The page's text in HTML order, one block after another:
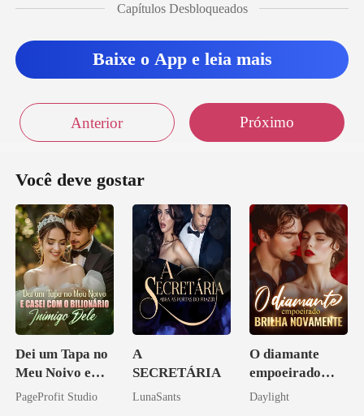
de lá agora, senhor L
Capítulos Desbloqueados
Baixe o App e leia mais
Anterior Próximo
Você deve gostar
Dei um Tapa no
Meu Noivo e
Casei com o
PageProfit Studio
A
SECRETÁRIA
LunaSants
O diamante
empoeirado
brilha
Daylight